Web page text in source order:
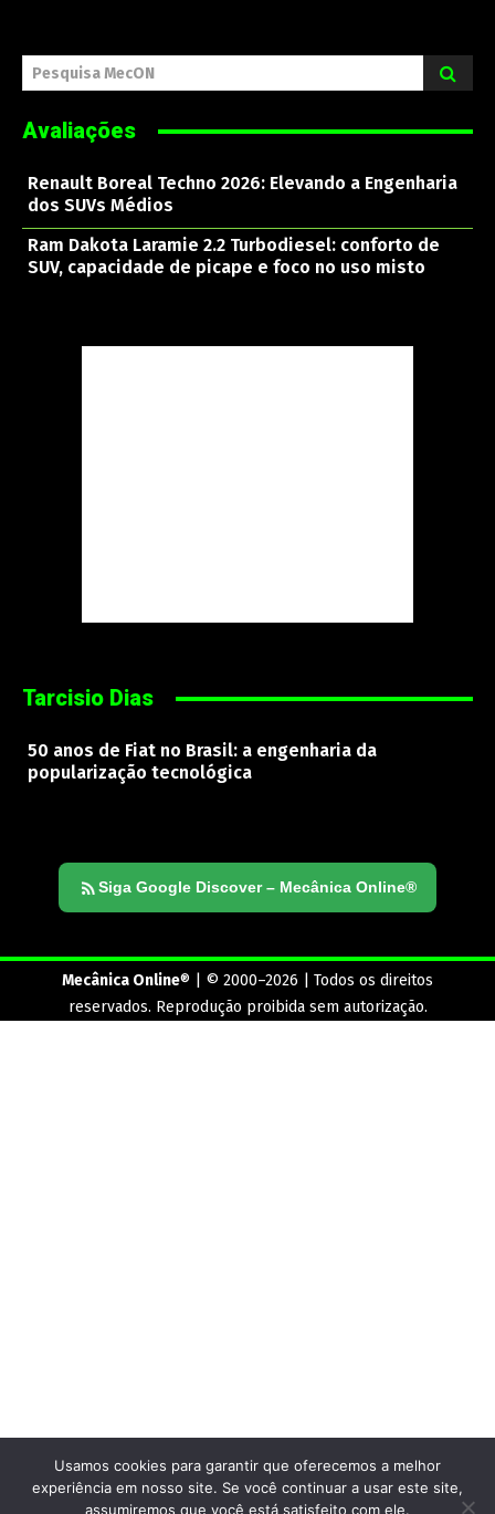
Pesquisa MecON
Avaliações
Renault Boreal Techno 2026: Elevando a Engenharia
dos SUVs Médios
Ram Dakota Laramie 2.2 Turbodiesel: conforto de
SUV, capacidade de picape e foco no uso misto
Tarcisio Dias
50 anos de Fiat no Brasil: a engenharia da
popularização tecnológica
Siga Google Discover – Mecânica Online®
Mecânica Online® | © 2000–2026 | Todos os direitos
reservados. Reprodução proibida sem autorização.
Usamos cookies para garantir que oferecemos a melhor
experiência em nosso site. Se você continuar a usar este site,
assumiremos que você está satisfeito com ele.